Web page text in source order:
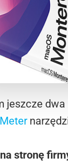
jeszcze
stronę